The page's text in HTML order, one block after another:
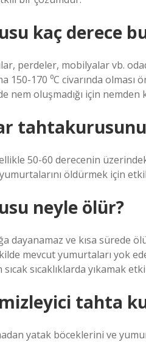
kaç derece
perdeler, mobilyalar vb.
150-170 ⁰C civarında
nem oluşmadığı için
50-60 derecenin
öldürmek için
neyle ölür?
dayanamaz ve kısa sürede
mevcut yumurtaları yok
sıcaklıklarda yıkamak
tahta
yatak böceklerini ve